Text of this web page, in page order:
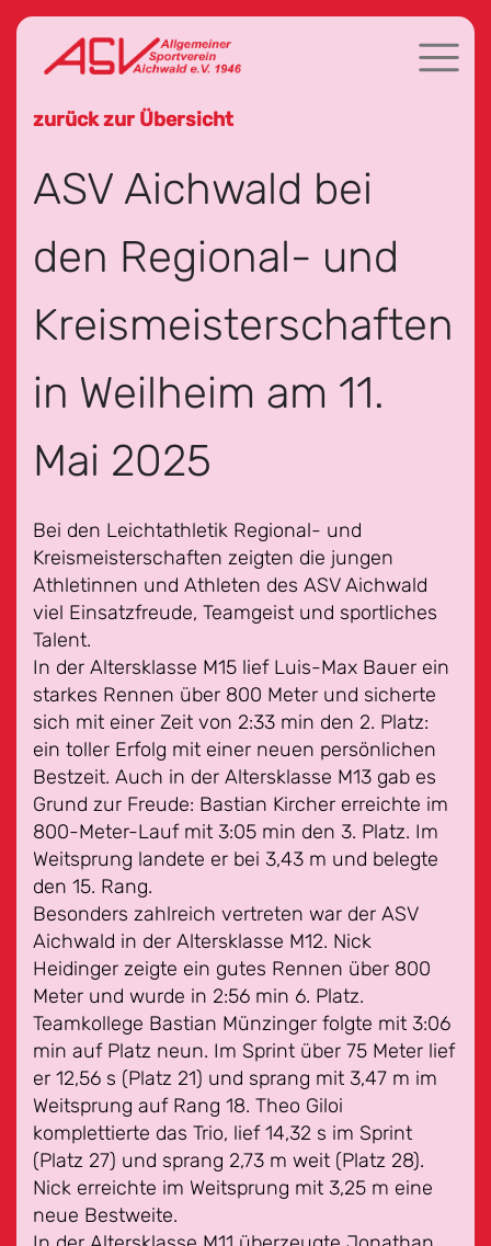
zurück zur Übersicht
ASV Aichwald bei
den Regional- und
Kreismeisterschaften
in Weilheim am 11.
Mai 2025
Bei den Leichtathletik Regional- und
Kreismeisterschaften zeigten die jungen
Athletinnen und Athleten des ASV Aichwald
viel Einsatzfreude, Teamgeist und sportliches
Talent.
In der Altersklasse M15 lief Luis-Max Bauer ein
starkes Rennen über 800 Meter und sicherte
sich mit einer Zeit von 2:33 min den 2. Platz:
ein toller Erfolg mit einer neuen persönlichen
Bestzeit. Auch in der Altersklasse M13 gab es
Grund zur Freude: Bastian Kircher erreichte im
800-Meter-Lauf mit 3:05 min den 3. Platz. Im
Weitsprung landete er bei 3,43 m und belegte
den 15. Rang.
Besonders zahlreich vertreten war der ASV
Aichwald in der Altersklasse M12. Nick
Heidinger zeigte ein gutes Rennen über 800
Meter und wurde in 2:56 min 6. Platz.
Teamkollege Bastian Münzinger folgte mit 3:06
min auf Platz neun. Im Sprint über 75 Meter lief
er 12,56 s (Platz 21) und sprang mit 3,47 m im
Weitsprung auf Rang 18. Theo Giloi
komplettierte das Trio, lief 14,32 s im Sprint
(Platz 27) und sprang 2,73 m weit (Platz 28).
Nick erreichte im Weitsprung mit 3,25 m eine
neue Bestweite.